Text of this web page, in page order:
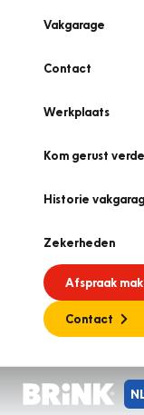
Vakgarage
Contact
Werkplaats
Kom gerust
Historie
Zekerheden
Afspraak
Contact